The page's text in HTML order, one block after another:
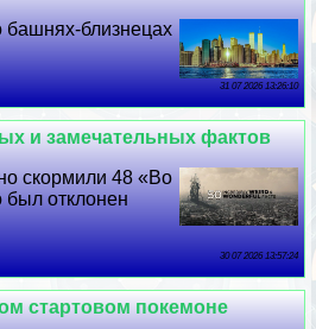
башнях-близнецах
31 07 2026 13:26:10
и замечательных фактов
скормили 48 «Во
был отклонен
30 07 2026 13:57:24
стартовом покемоне